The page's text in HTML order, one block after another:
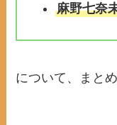
麻野七奈
について、まと